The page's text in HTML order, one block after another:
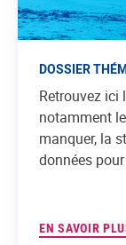
DOSSIER
Retrouvez ici
notamment
manquer, la
données
EN SAVOIR